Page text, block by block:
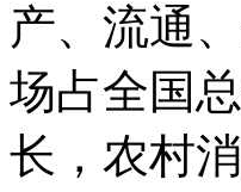
产、流通
场占全国
长，农村